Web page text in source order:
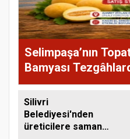
Selimpaşa’nın
Bamyası
Silivri
Belediyesi'nden
üreticilere saman